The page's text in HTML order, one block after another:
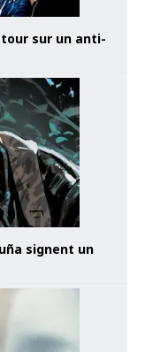
sur un anti-
signent un